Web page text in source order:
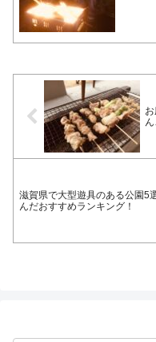
ん
滋賀県で大型遊具のある公園5
んだおすすめランキング！